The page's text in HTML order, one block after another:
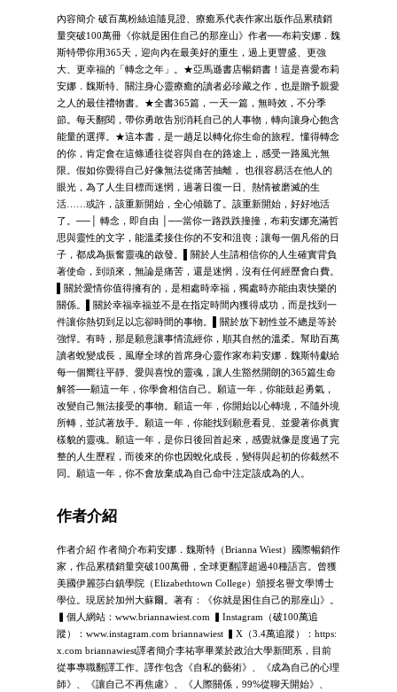
內容簡介 破百萬粉絲追隨見證、療癒系代表作家出版作品累積銷
量突破100萬冊《你就是困住自己的那座山》作者──布莉安娜．魏
斯特帶你用365天，迎向內在最美好的重生，過上更豐盛、更強
大、更幸福的「轉念之年」。★亞馬遜書店暢銷書！這是喜愛布莉
安娜．魏斯特、關注身心靈療癒的讀者必珍藏之作，也是贈予親愛
之人的最佳禮物書。★全書365篇，一天一篇，無時效，不分季
節。每天翻閱，帶你勇敢告別消耗自己的人事物，轉向讓身心飽含
能量的選擇。★這本書，是一趟足以轉化你生命的旅程。懂得轉念
的你，肯定會在這條通往從容與自在的路途上，感受一路風光無
限。假如你覺得自己好像無法從痛苦抽離， 也很容易活在他人的
眼光，為了人生目標而迷惘，過著日復一日、熱情被磨滅的生
活……或許，該重新開始，全心傾聽了。該重新開始，好好地活
了。──│ 轉念，即自由 │──當你一路跌跌撞撞，布莉安娜充滿哲
思與靈性的文字，能溫柔接住你的不安和沮喪；讓每一個凡俗的日
子，都成為振奮靈魂的啟發。▌關於人生請相信你的人生確實背負
著使命，到頭來，無論是痛苦，還是迷惘，沒有任何經歷會白費。
▌關於愛情你值得擁有的，是相處時幸福，獨處時亦能由衷快樂的
關係。▌關於幸福幸福並不是在指定時間內獲得成功，而是找到一
件讓你熱切到足以忘卻時間的事物。▌關於放下韌性並不總是等於
強悍。有時，那是願意讓事情流經你，順其自然的溫柔。幫助百萬
讀者蛻變成長，風靡全球的首席身心靈作家布莉安娜．魏斯特獻給
每一個嚮往平靜、愛與喜悅的靈魂，讓人生豁然開朗的365篇生命
解答──願這一年，你學會相信自己。願這一年，你能鼓起勇氣，
改變自己無法接受的事物。願這一年，你開始以心轉境，不隨外境
所轉，並試著放手。願這一年，你能找到願意看見、並愛著你眞實
樣貌的靈魂。願這一年，是你日後回首起來，感覺就像是度過了完
整的人生歷程，而後來的你也因蛻化成長，變得與起初的你截然不
同。願這一年，你不會放棄成為自己命中注定該成為的人。
作者介紹
作者介紹 作者簡介布莉安娜．魏斯特（Brianna Wiest）國際暢銷作
家，作品累積銷量突破100萬冊，全球更翻譯超過40種語言。曾獲
美國伊麗莎白鎮學院（Elizabethtown College）頒授名譽文學博士
學位。現居於加州大蘇爾。著有：《你就是困住自己的那座山》。
▍個人網站：www.briannawiest.com ▍Instagram（破100萬追
蹤）：www.instagram.com briannawiest ▍X（3.4萬追蹤）：https:
x.com briannawiest譯者簡介李祐寧畢業於政治大學新聞系，目前
從事專職翻譯工作。譯作包含《自私的藝術》、《成為自己的心理
師》、《讓自己不再焦慮》、《人際關係，99%從聊天開始》、